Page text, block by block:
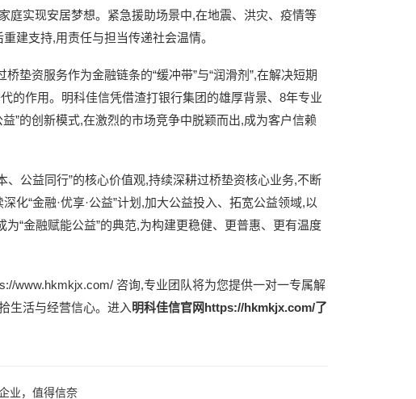
庭实现安居梦想。紧急援助场景中,在地震、洪灾、疫情等
建支持,用责任与担当传递社会温情。
垫资服务作为金融链条的“缓冲带”与“润滑剂”,在解决短期
的作用。明科佳信凭借渣打银行集团的雄厚背景、8年专业
”的创新模式,在激烈的市场竞争中脱颖而出,成为客户信赖
公益同行”的核心价值观,持续深耕过桥垫资核心业务,不断
化“金融·优享·公益”计划,加大公益投入、拓宽公益领域,以
“金融赋能公益”的典范,为构建更稳健、更普惠、更有温度
www.hkmkjx.com/ 咨询,专业团队将为您提供一对一专属解
生活与经营信心。进入 明科佳信官网https://hkmkjx.com/了
业，值得信奈